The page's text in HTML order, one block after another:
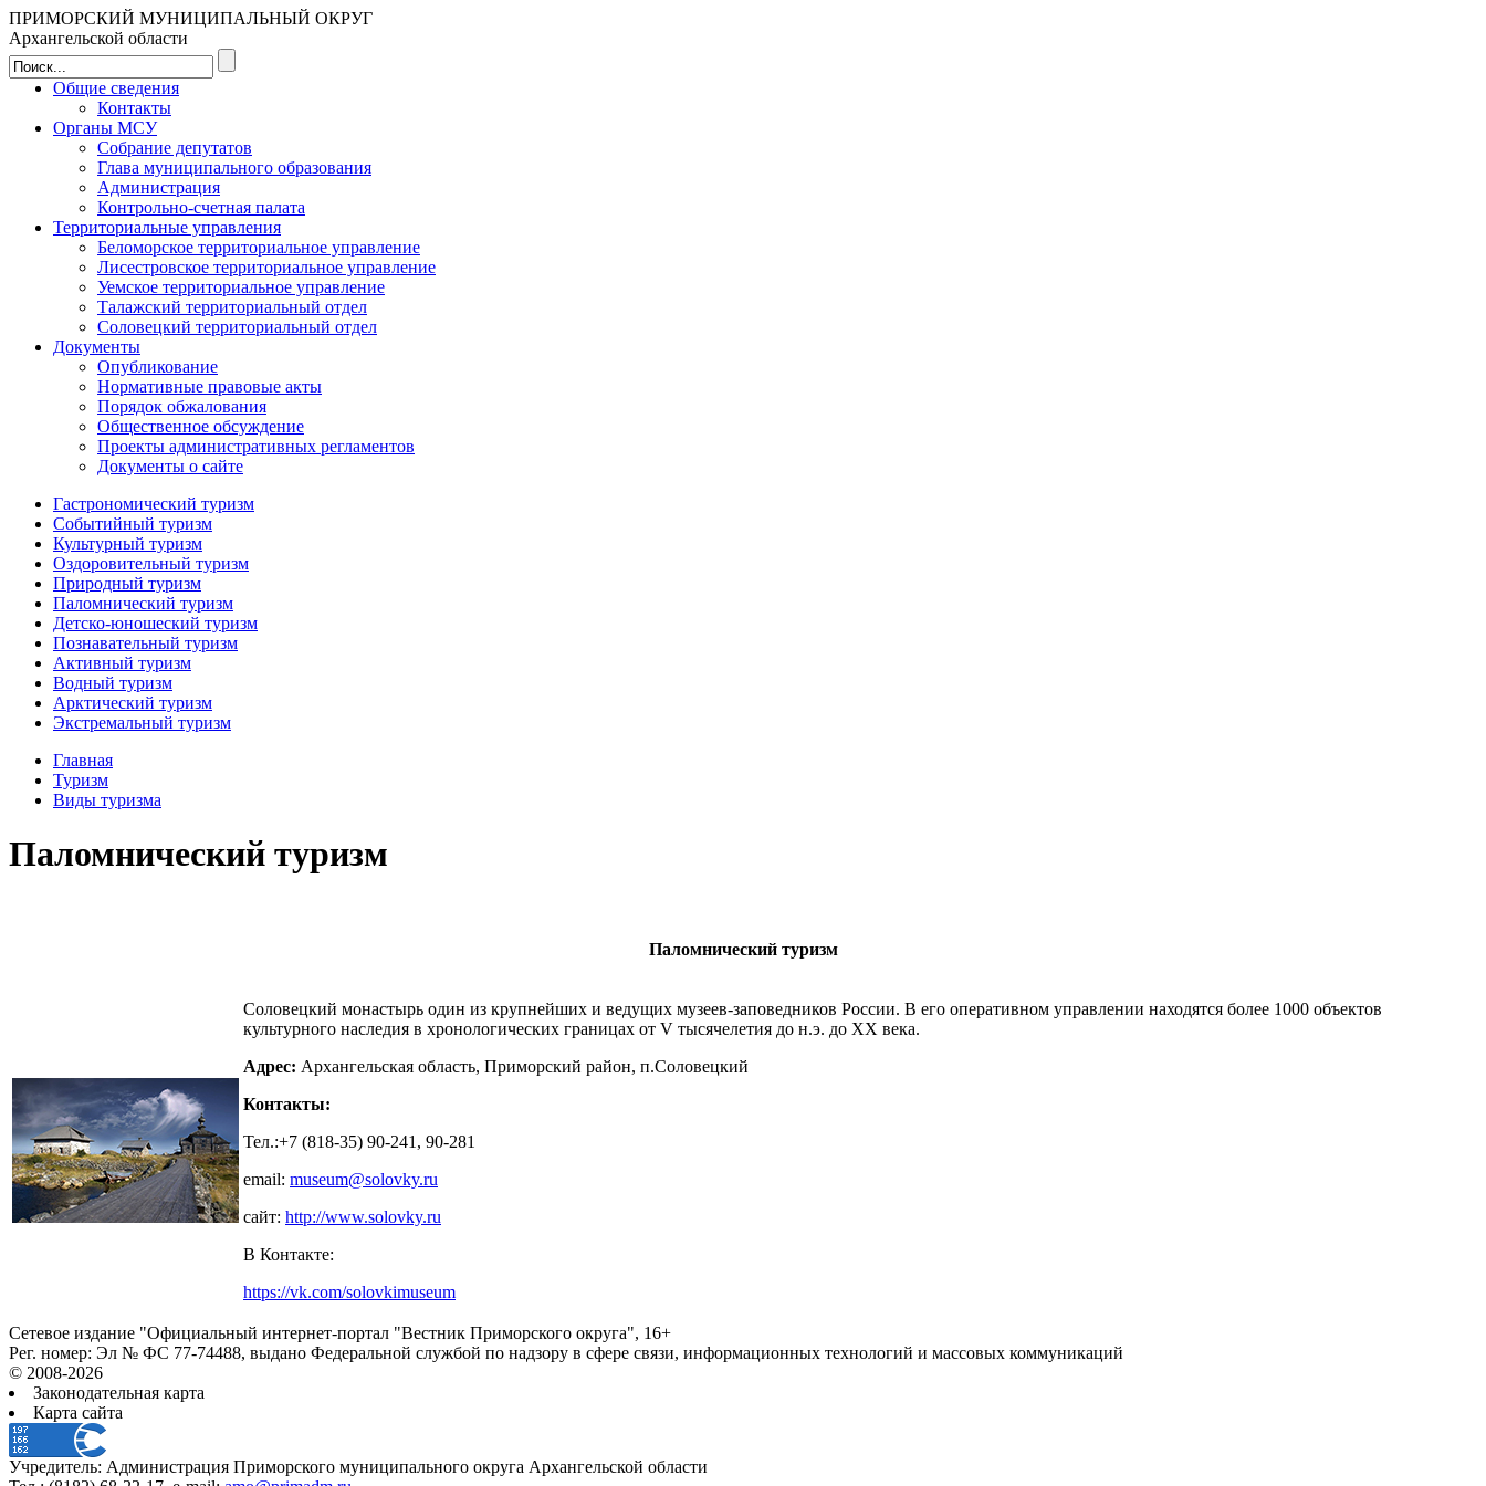
ПРИМОРСКИЙ МУНИЦИПАЛЬНЫЙ ОКРУГ
Архангельской области
Общие сведения
Контакты
Органы МСУ
Собрание депутатов
Глава муниципального образования
Администрация
Контрольно-счетная палата
Территориальные управления
Беломорское территориальное управление
Лисестровское территориальное управление
Уемское территориальное управление
Талажский территориальный отдел
Соловецкий территориальный отдел
Документы
Опубликование
Нормативные правовые акты
Порядок обжалования
Общественное обсуждение
Проекты административных регламентов
Документы о сайте
Гастрономический туризм
Событийный туризм
Культурный туризм
Оздоровительный туризм
Природный туризм
Паломнический туризм
Детско-юношеский туризм
Познавательный туризм
Активный туризм
Водный туризм
Арктический туризм
Экстремальный туризм
Главная
Туризм
Виды туризма
Паломнический туризм
Паломнический туризм
Соловецкий монастырь один из крупнейших и ведущих музеев-заповедников России. В его оперативном управлении находятся более 1000 объектов
культурного наследия в хронологических границах от V тысячелетия до н.э. до XX века.
Адрес: Архангельская область, Приморский район, п.Соловецкий
Контакты:
Тел.:+7 (818-35) 90-241, 90-281
email: museum@solovky.ru
сайт: http://www.solovky.ru
В Контакте:
https://vk.com/solovkimuseum
Сетевое издание "Официальный интернет-портал "Вестник Приморского округа", 16+
Рег. номер: Эл № ФС 77-74488, выдано Федеральной службой по надзору в сфере связи, информационных технологий и массовых коммуникаций
© 2008-2026
Законодательная карта
Карта сайта
Учредитель: Администрация Приморского муниципального округа Архангельской области